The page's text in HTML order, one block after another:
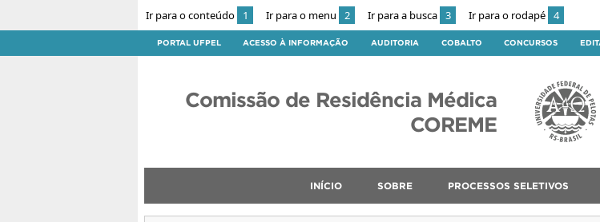
Ir para o conteúdo 1 Ir para o menu 2 Ir para a busca 3 Ir para o rodapé 4
PORTAL UFPEL ACESSO À INFORMAÇÃO AUDITORIA COBALTO CONCURSOS
Comissão de Residência Médica
COREME
INÍCIO SOBRE PROCESSOS SELETIVOS